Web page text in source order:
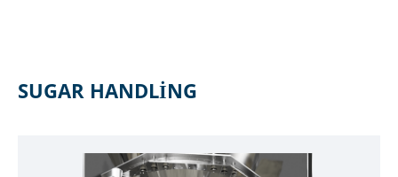
SUGAR HANDLING